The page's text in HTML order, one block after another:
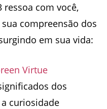
ressoa com você,
compreensão dos
em sua vida:
Virtue
dos
curiosidade